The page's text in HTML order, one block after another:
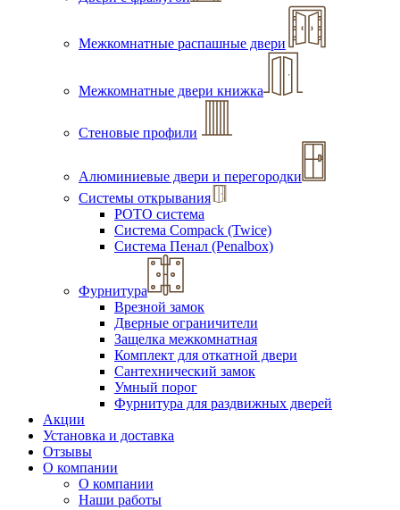
Межкомнатные распашные двери
Межкомнатные двери книжка
Стеновые профили
Алюминиевые двери и перегородки
Системы открывания
РОТО система
Система Compack (Twice)
Система Пенал (Penalbox)
Фурнитура
Врезной замок
Дверные ограничители
Защелка межкомнатная
Комплект для откатной двери
Сантехнический замок
Умный порог
Фурнитура для раздвижных дверей
Акции
Установка и доставка
Отзывы
О компании
О компании
Наши работы